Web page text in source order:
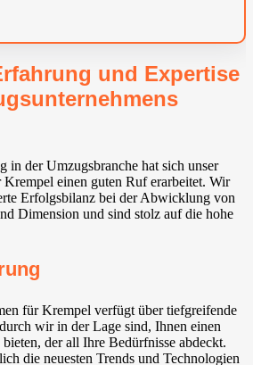
und Expertise
in der Umzugsbranche hat sich unser
einen guten Ruf erarbeitet. Wir
Erfolgsbilanz bei der Abwicklung von
Dimension und sind stolz auf die hohe
für Krempel verfügt über tiefgreifende
wir in der Lage sind, Ihnen einen
der all Ihre Bedürfnisse abdeckt.
die neuesten Trends und Technologien